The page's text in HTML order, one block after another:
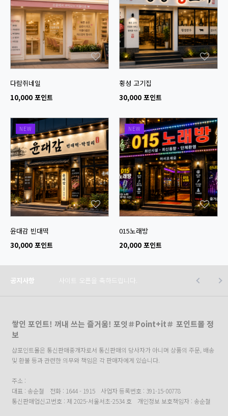
다람쥐네일
10,000 포인트
횡성 고기집
30,000 포인트
NEW
윤대감 빈대떡
30,000 포인트
NEW
015노래방
20,000 포인트
공지사항 사이트 오픈을 축하드립니다.
쌓인 포인트! 꺼내 쓰는 즐거움! 포잇＃Point+it＃ 포인트몰 정
보
샵포인트몰은 통신판매중개자로서 통신판매의 당사자가 아니며 상품의 주문, 배송
및 환불 등과 관련한 의무와 책임은 각 판매자에게 있습니다.
주소 :
대표 : 송순철
전화 : 1644 - 1915
사업자 등록번호 : 391-15-00778
통신판매업신고번호 : 제 2025-서울서초-2534 호
개인정보 보호책임자 : 송순철